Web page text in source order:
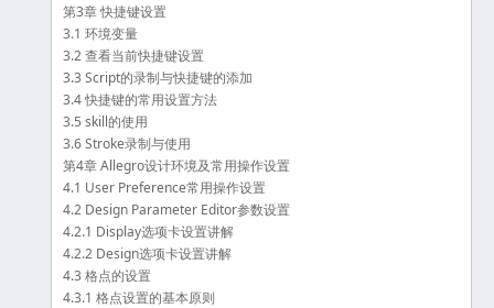
第3章 快捷键设置
3.1 环境变量
3.2 查看当前快捷键设置
3.3 Script的录制与快捷键的添加
3.4 快捷键的常用设置方法
3.5 skill的使用
3.6 Stroke录制与使用
第4章 Allegro设计环境及常用操作设置
4.1 User Preference常用操作设置
4.2 Design Parameter Editor参数设置
4.2.1 Display选项卡设置讲解
4.2.2 Design选项卡设置讲解
4.3 格点的设置
4.3.1 格点设置的基本原则